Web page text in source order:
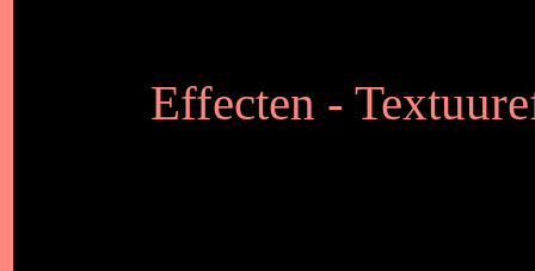
Effecten -